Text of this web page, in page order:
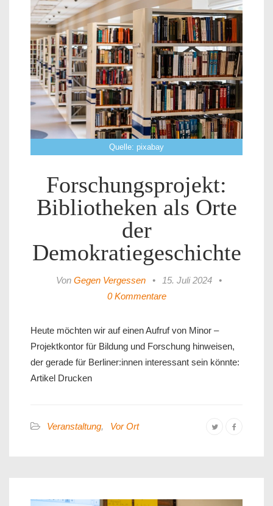
Quelle: pixabay
Forschungsprojekt:
Bibliotheken als Orte
der
Demokratiegeschichte
Von Gegen Vergessen • 15. Juli 2024
•
0 Kommentare
Heute möchten wir auf einen Aufruf von Minor –
Projektkontor für Bildung und Forschung hinweisen,
der gerade für Berliner:innen interessant sein könnte:
Artikel Drucken
Veranstaltung, Vor Ort